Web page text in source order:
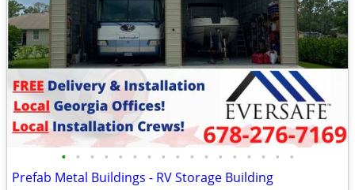
• • • • • • • • • • • • • • • • •
Prefab Metal Buildings - RV Storage Building